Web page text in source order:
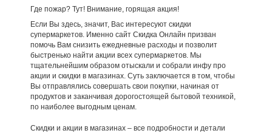
Где пожар? Тут! Внимание, горящая акция!
Если Вы здесь, значит, Вас интересуют скидки
супермаркетов. Именно сайт Скидка Онлайн призван
помочь Вам снизить ежедневные расходы и позволит
быстренько найти акции всех супермаркетов. Мы
тщательнейшим образом отыскали и собрали инфу про
акции и скидки в магазинах. Суть заключается в том, чтобы
Вы отправлялись совершать свои покупки, начиная от
продуктов и заканчивая дорогостоящей бытовой техникой,
по наиболее выгодным ценам.
Скидки и акции в магазинах – все подробности и детали